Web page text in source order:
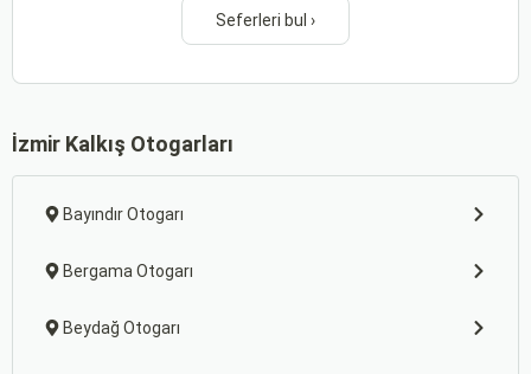
Seferleri bul ›
İzmir Kalkış Otogarları
Bayındır Otogarı
Bergama Otogarı
Beydağ Otogarı